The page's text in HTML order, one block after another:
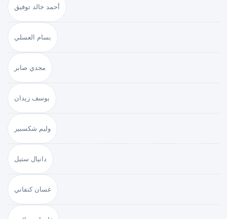
أحمد خالد توفيق
بسام العسلي
مجدي صابر
يوسف زيدان
وليم شكسبير
دانيال ستيل
غسان كنفاني